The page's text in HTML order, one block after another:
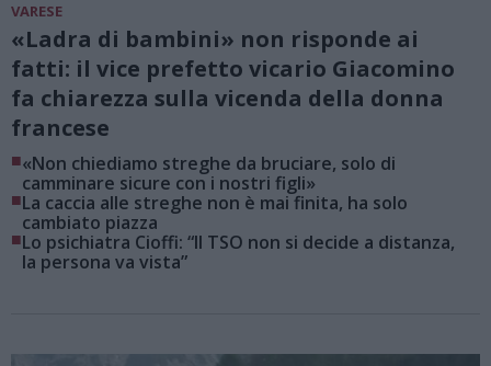
VARESE
«Ladra di bambini» non risponde ai
fatti: il vice prefetto vicario Giacomino
fa chiarezza sulla vicenda della donna
francese
■«Non chiediamo streghe da bruciare, solo di
camminare sicure con i nostri figli»
■La caccia alle streghe non è mai finita, ha solo
cambiato piazza
■Lo psichiatra Cioffi: “Il TSO non si decide a distanza,
la persona va vista”